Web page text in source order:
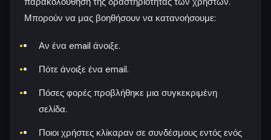
Μπορούν να μας βοηθήσουν να κατανοήσουμε:
Αν ένα email άνοιξε.
Πότε άνοιξε ένα email.
Πόσες φορές προβλήθηκε μια συγκεκριμένη
σελίδα.
Ποιοι χρήστες κλίκαραν σε συνδέσμους εντός ενός